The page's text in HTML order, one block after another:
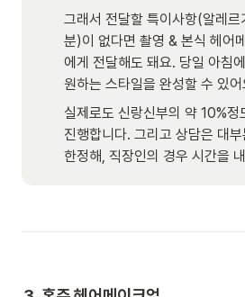
그래서 전달할 특이사항(알레르
분)이 없다면 촬영 & 본식 헤어
에게 전달해도 돼요. 당일 아침
원하는 스타일을 완성할 수 있어
실제로도 신랑신부의 약 10%정
진행합니다. 그리고 상담은 대
한정해, 직장인의 경우 시간을